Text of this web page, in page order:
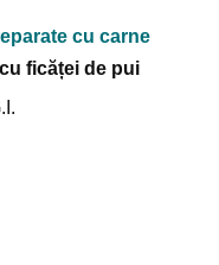
cu carne
ficăței de pui